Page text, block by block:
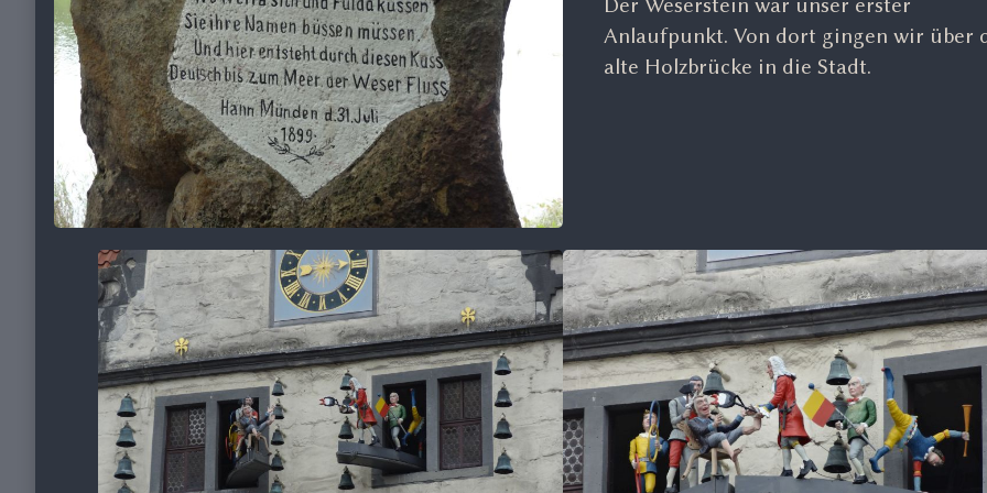
Der Weserstein war unser erster
Anlaufpunkt. Von dort gingen wir über
alte Holzbrücke in die Stadt.